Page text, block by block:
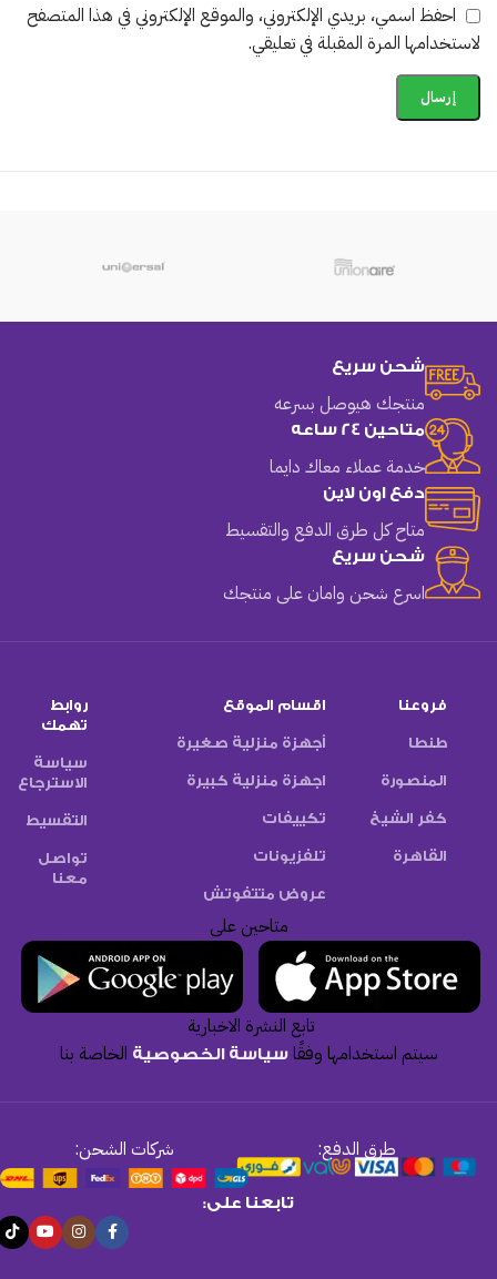
احفظ اسمي، بريدي الإلكتروني، والموقع الإلكتروني في هذا المتصفح
لاستخدامها المرة المقبلة في تعليقي.
شحن سريع
منتجك هيوصل بسرعه
متاحين 24 ساعه
خدمة عملاء معاك دايما
دفع اون لاين
متاح كل طرق الدفع والتقسيط
شحن سريع
اسرع شحن وامان على منتجك
فروعنا
طنطا
المنصورة
كفر الشيخ
القاهرة
اقسام الموقع
أجهزة منزلية صغيرة
اجهزة منزلية كبيرة
تكييفات
تلفزيونات
عروض متتفوتش
روابط
تهمك
سياسة
الاسترجاع
التقسيط
تواصل
معنا
متاحين على
تابع النشرة الاخبارية
سيتم استخدامها وفقًاسياسة الخصوصية الخاصة بنا
طرق الدفع: شركات الشحن:
تابعنا على: